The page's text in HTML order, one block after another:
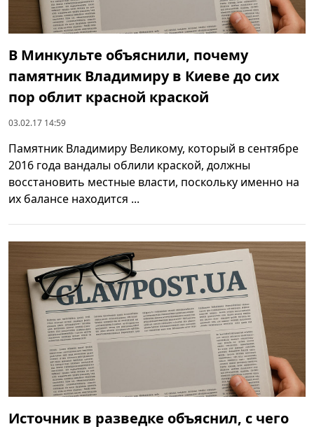
В Минкульте объяснили, почему
памятник Владимиру в Киеве до сих
пор облит красной краской
03.02.17 14:59
Памятник Владимиру Великому, который в сентябре
2016 года вандалы облили краской, должны
восстановить местные власти, поскольку именно на
их балансе находится ...
Источник в разведке объяснил, с чего